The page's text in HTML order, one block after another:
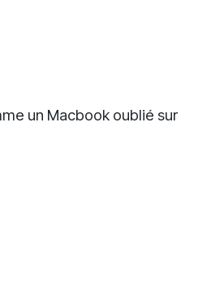
un Macbook oublié sur